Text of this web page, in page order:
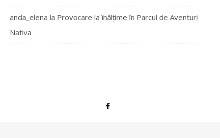
anda_elena la Provocare la înălțime în Parcul de Aventuri
Nativa